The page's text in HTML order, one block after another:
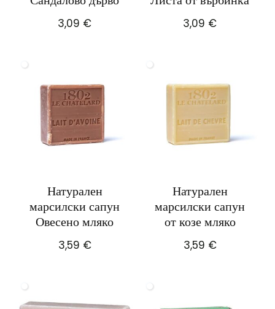
3,09 € 3,09 €
Натурален
марсилски сапун
Овесено мляко
3,59 €
Натурален
марсилски сапун
от козе мляко
3,59 €